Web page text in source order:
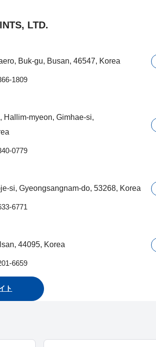
LTD.
Buk-gu, Busan, 46547, Korea
1809
Hallim-myeon, Gimhae-si,
0779
si, Gyeongsangnam-do, 53268, Korea
6771
44095, Korea
6659
ト